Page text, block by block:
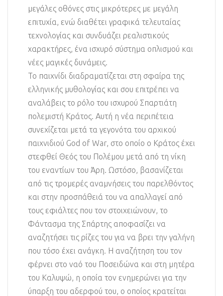
μεγάλες οθόνες στις μικρότερες με μεγάλη
επιτυχία, ενώ διαθέτει γραφικά τελευταίας
τεχνολογίας και συνδυάζει ρεαλιστικούς
χαρακτήρες, ένα ισχυρό σύστημα οπλισμού και
νέες μαγικές δυνάμεις.
Το παιχνίδι διαδραματίζεται στη σφαίρα της
ελληνικής μυθολογίας και σου επιτρέπει να
αναλάβεις το ρόλο του ισχυρού Σπαρτιάτη
πολεμιστή Κράτος. Αυτή η νέα περιπέτεια
συνεχίζεται μετά τα γεγονότα του αρχικού
παιχνιδιού God of War, στο οποίο ο Κράτος έχει
στεφθεί Θεός του Πολέμου μετά από τη νίκη
του εναντίων του Άρη. Ωστόσο, βασανίζεται
από τις τρομερές αναμνήσεις του παρελθόντος
και στην προσπάθειά του να απαλλαγεί από
τους εφιάλτες που τον στοιχειώνουν, το
Φάντασμα της Σπάρτης αποφασίζει να
αναζητήσει τις ρίζες του για να βρει την γαλήνη
που τόσο έχει ανάγκη. Η αναζήτηση του τον
φέρνει στο ναό του Ποσειδώνα και στη μητέρα
του Καλυψώ, η οποία τον ενημερώνει για την
ύπαρξη του αδερφού του, ο οποίος κρατείται